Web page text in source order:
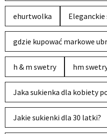
ehurtwolka
gdzie kupować markowe
h & m swetry hm
Jaka sukienka dla kobiety
Jakie sukienki dla 30 latki?